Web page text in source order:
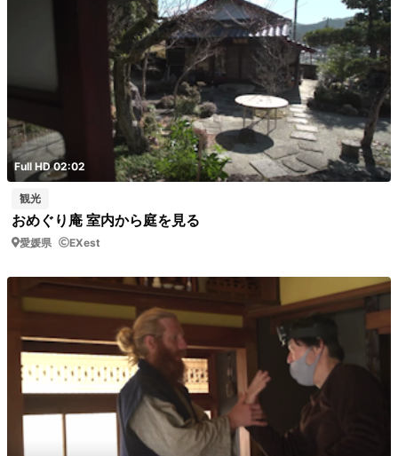
Full HD 02:02
観光
おめぐり庵 室内から庭を見る
愛媛県 EXest